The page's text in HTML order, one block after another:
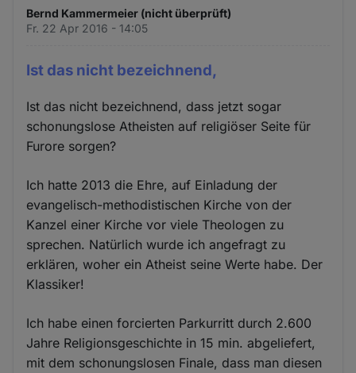
Bernd Kammermeier (nicht überprüft)
Fr. 22 Apr 2016 - 14:05
Ist das nicht bezeichnend,
Ist das nicht bezeichnend, dass jetzt sogar
schonungslose Atheisten auf religiöser Seite für
Furore sorgen?
Ich hatte 2013 die Ehre, auf Einladung der
evangelisch-methodistischen Kirche von der
Kanzel einer Kirche vor viele Theologen zu
sprechen. Natürlich wurde ich angefragt zu
erklären, woher ein Atheist seine Werte habe. Der
Klassiker!
Ich habe einen forcierten Parkurritt durch 2.600
Jahre Religionsgeschichte in 15 min. abgeliefert,
mit dem schonungslosen Finale, dass man diesen